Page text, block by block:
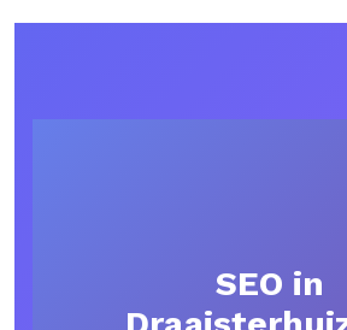
SEO in